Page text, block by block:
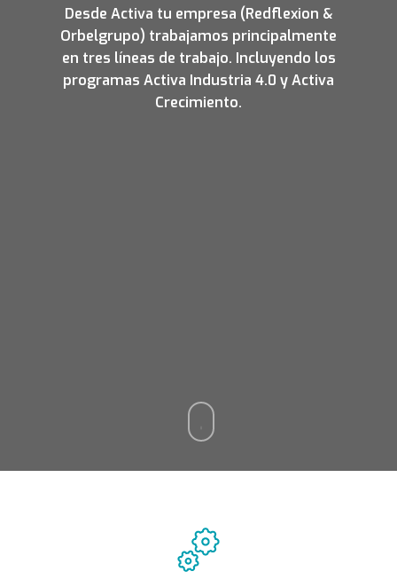
Desde Activa tu empresa (Redflexion &
Orbelgrupo) trabajamos principalmente
en tres líneas de trabajo. Incluyendo los
programas Activa Industria 4.0 y Activa
Crecimiento.